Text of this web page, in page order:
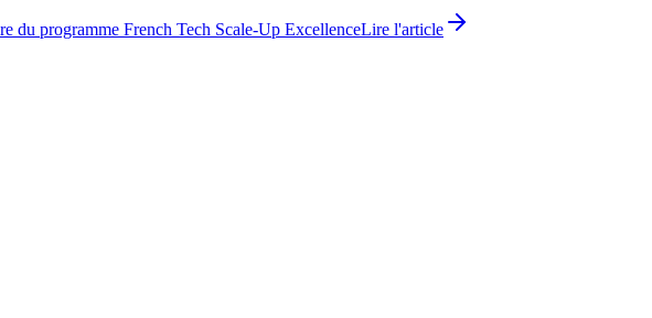
du programme French Tech Scale-Up ExcellenceLire l'article